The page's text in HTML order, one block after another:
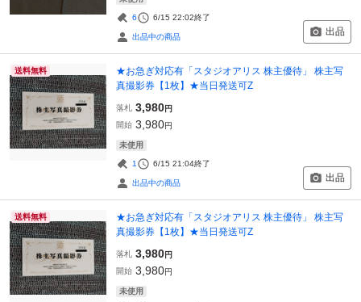
6 6/15 22:02終了
出品中の商品 出品
送料無料
★お急ぎ対応有「スタジオアリス 株主優待」 株主写
真撮影券【1枚】★当日発送可Z
落札 3,980円
開始 3,980円
未使用
1 6/15 21:04終了
出品中の商品 出品
送料無料
★お急ぎ対応有「スタジオアリス 株主優待」 株主写
真撮影券【1枚】★当日発送可Z
落札 3,980円
開始 3,980円
未使用